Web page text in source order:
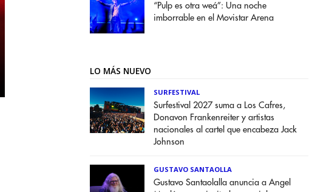
“Pulp es otra weá”: Una noche
imborrable en el Movistar Arena
LO MÁS NUEVO
SURFESTIVAL
Surfestival 2027 suma a Los Cafres,
Donavon Frankenreiter y artistas
nacionales al cartel que encabeza Jack
Johnson
GUSTAVO SANTAOLLA
Gustavo Santaolalla anuncia a Angel